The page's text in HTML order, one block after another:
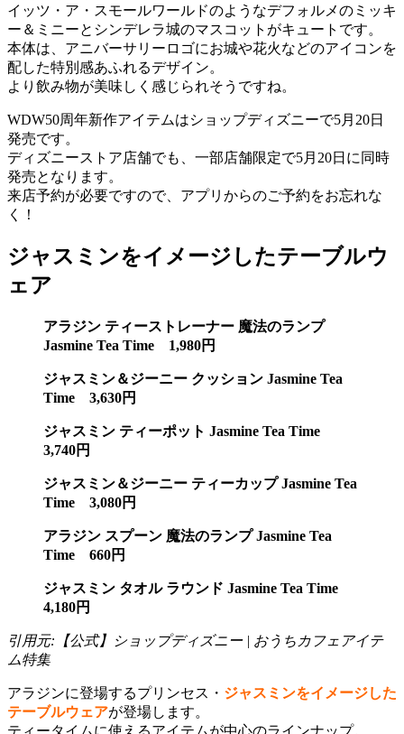
イッツ・ア・スモールワールドのようなデフォルメのミッキ
ー＆ミニーとシンデレラ城のマスコットがキュートです。
本体は、アニバーサリーロゴにお城や花火などのアイコンを
配した特別感あふれるデザイン。
より飲み物が美味しく感じられそうですね。
WDW50周年新作アイテムはショップディズニーで5月20日
発売です。
ディズニーストア店舗でも、一部店舗限定で5月20日に同時
発売となります。
来店予約が必要ですので、アプリからのご予約をお忘れな
く！
ジャスミンをイメージしたテーブルウ
ェア
アラジン ティーストレーナー 魔法のランプ
Jasmine Tea Time 1,980円
ジャスミン＆ジーニー クッション Jasmine Tea
Time 3,630円
ジャスミン ティーポット Jasmine Tea Time
3,740円
ジャスミン＆ジーニー ティーカップ Jasmine Tea
Time 3,080円
アラジン スプーン 魔法のランプ Jasmine Tea
Time 660円
ジャスミン タオル ラウンド Jasmine Tea Time
4,180円
引用元:【公式】ショップディズニー | おうちカフェアイテ
ム特集
アラジンに登場するプリンセス・ ジャスミンをイメージした
テーブルウェアが登場します。